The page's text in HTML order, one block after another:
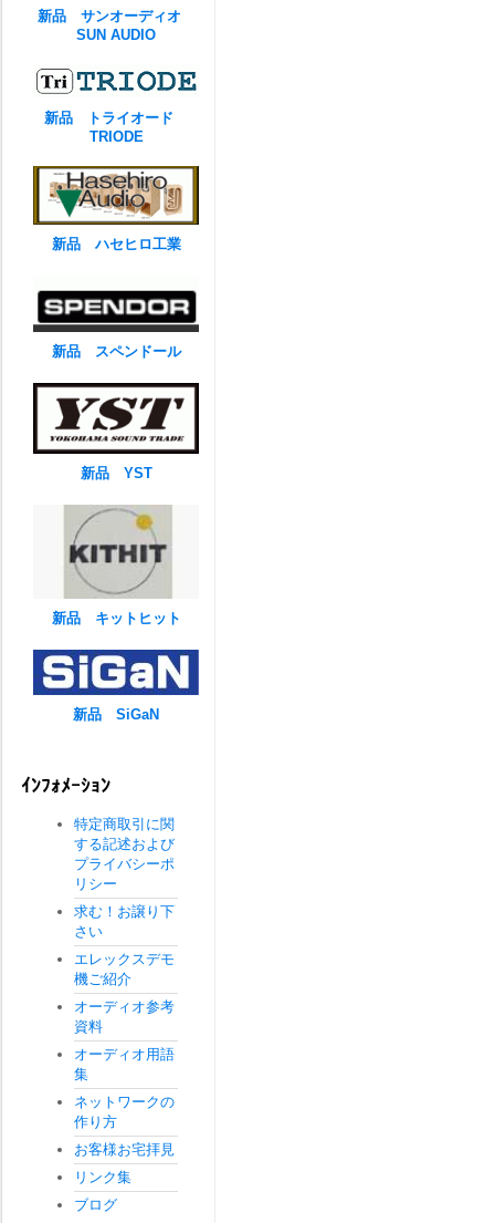
新品 サンオーディオ
SUN AUDIO
新品 トライオード
TRIODE
新品 ハセヒロ工業
新品 スペンドール
新品 YST
新品 キットヒット
新品 SiGaN
ｲﾝﾌｫﾒｰｼｮﾝ
特定商取引に関
する記述および
プライバシーポ
リシー
求む！お譲り下
さい
エレックスデモ
機ご紹介
オーディオ参考
資料
オーディオ用語
集
ネットワークの
作り方
お客様お宅拝見
リンク集
ブログ